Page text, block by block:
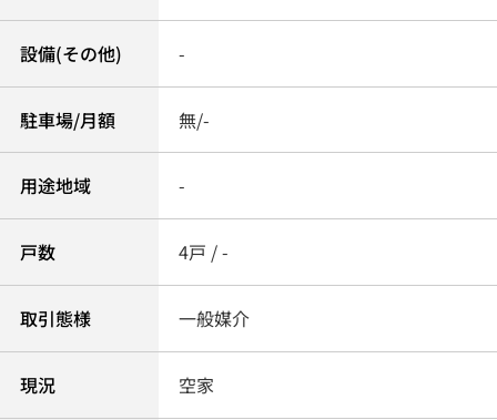
設備(その他) -
駐車場/月額 無/-
用途地域 -
戸数 4戸 / -
取引態様 一般媒介
現況 空家